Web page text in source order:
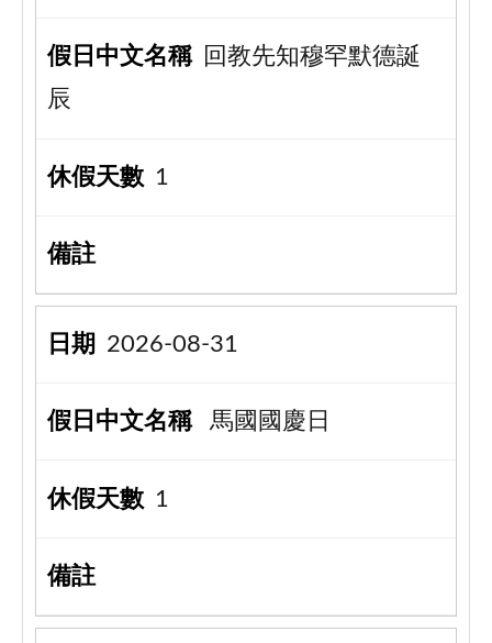
回教先知穆罕默德誕
辰
1
2026-08-31
馬國國慶日
1